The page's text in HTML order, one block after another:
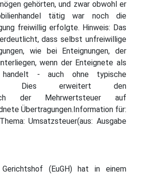
gehörten, und zwar obwohl er
tätig war noch die
freiwillig erfolgte. Hinweis: Das
dass selbst unfreiwillige
wie bei Enteignungen, der
wenn der Enteignete als
handelt - auch ohne typische
Dies erweitert den
der Mehrwertsteuer auf
Übertragungen.Information für:
Umsatzsteuer(aus: Ausgabe
Gerichtshof (EuGH) hat in einem